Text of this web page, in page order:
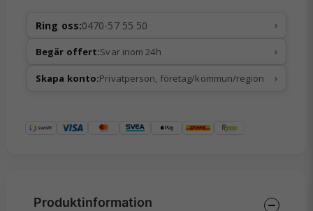
Ring oss:0470-57 55 50 ›
Begär offert:Svar inom 24h ›
Skapa konto:Privatperson, företag/kommun/region ›